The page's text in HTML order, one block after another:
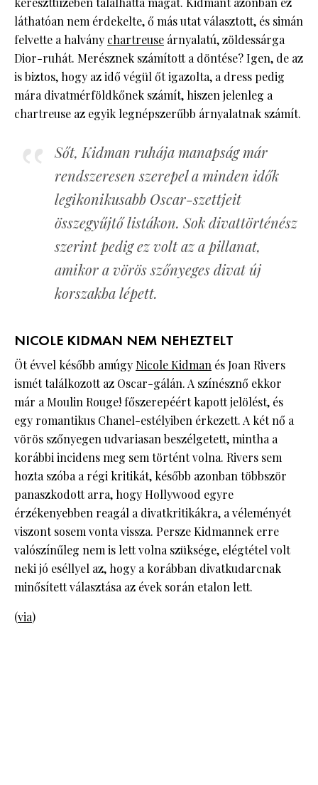
láthatóan nem érdekelte, ő más utat választott, és simán
felvette a halvány chartreuse árnyalatú, zöldessárga
Dior-ruhát. Merésznek számított a döntése? Igen, de az
is biztos, hogy az idő végül őt igazolta, a dress pedig
mára divatmérföldkőnek számít, hiszen jelenleg a
chartreuse az egyik legnépszerűbb árnyalatnak számít.
Sőt, Kidman ruhája manapság már
rendszeresen szerepel a minden idők
legikonikusabb Oscar-szettjeit
összegyűjtő listákon. Sok divattörténész
szerint pedig ez volt az a pillanat,
amikor a vörös szőnyeges divat új
korszakba lépett.
NICOLE KIDMAN NEM NEHEZTELT
Öt évvel később amúgy Nicole Kidman és Joan Rivers
ismét találkozott az Oscar-gálán. A színésznő ekkor
már a Moulin Rouge! főszerepéért kapott jelölést, és
egy romantikus Chanel-estélyiben érkezett. A két nő a
vörös szőnyegen udvariasan beszélgetett, mintha a
korábbi incidens meg sem történt volna. Rivers sem
hozta szóba a régi kritikát, később azonban többször
panaszkodott arra, hogy Hollywood egyre
érzékenyebben reagál a divatkritikákra, a véleményét
viszont sosem vonta vissza. Persze Kidmannek erre
valószínűleg nem is lett volna szüksége, elégtétel volt
neki jó eséllyel az, hogy a korábban divatkudarcnak
minősített választása az évek során etalon lett.
(via)